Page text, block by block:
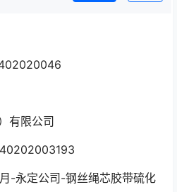
有限公司
-永定公司-钢丝绳芯胶带硫化